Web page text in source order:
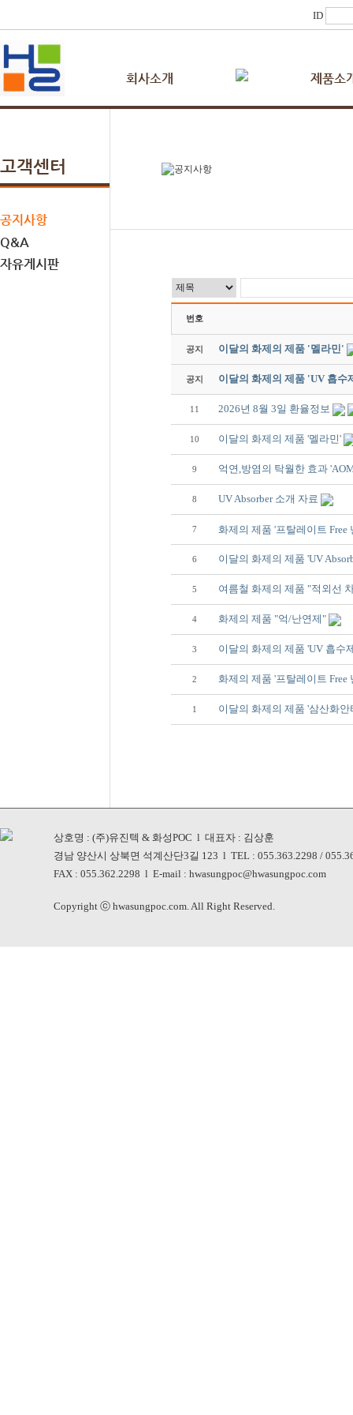
ID
회사소개 제품소
고객센터
공지사항
Q&A
자유게시판
번호
공지 이달의 화제의 제품 '멜라민'
공지 이달의 화제의 제품 'UV 흡수
11 2026년 8월 3일 환율정보
10 이달의 화제의 제품 '멜라민'
9 억연,방염의 탁월한 효과
8 UV Absorber 소개 자료
7 화제의 제품 '프탈레이트
6 이달의 화제의 제품 'UV
5 여름철 화제의 제품 "적외선
4 화제의 제품 "억/난연제"
3 이달의 화제의 제품 'UV 흡수
2 화제의 제품 '프탈레이트 Free
1 이달의 화제의 제품 '삼산화안
상호명 : (주)유진텍 & 화성POC l 대표자 : 김상훈
경남 양산시 상북면 석계산단3길 123 l TEL : 055.363.2298 /
FAX : 055.362.2298 l E-mail : hwasungpoc@hwasungpoc.com
Copyright ⓒ hwasungpoc.com. All Right Reserved.